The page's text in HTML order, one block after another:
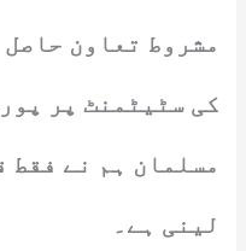
مشروط تعاون
کی سٹیٹمنٹ پر
مسلمان ہم نے فقط
لینی ہے۔